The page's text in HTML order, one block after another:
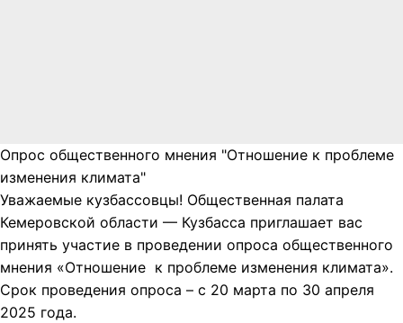
Опрос общественного мнения "Отношение к проблеме
изменения климата"
Уважаемые кузбассовцы! Общественная палата
Кемеровской области — Кузбасса приглашает вас
принять участие в проведении опроса общественного
мнения «Отношение к проблеме изменения климата».
Срок проведения опроса – с 20 марта по 30 апреля
2025 года.